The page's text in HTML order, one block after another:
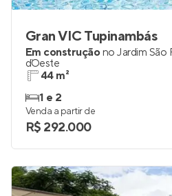
Gran VIC Tupinambás
Em construçãono Jardim São
d`Oeste
44 m²
1 e 2
Venda a partir de
R$ 292.000